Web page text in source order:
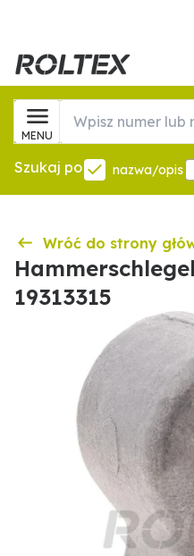
MENU
Szukaj po nazwa/opis
Wróć do strony
19313315